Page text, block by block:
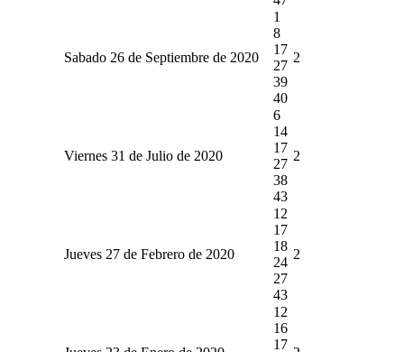
Sabado 26 de Septiembre de 2020
1
8
17
27
39
40
2
Viernes 31 de Julio de 2020
6
14
17
27
38
43
2
Jueves 27 de Febrero de 2020
12
17
18
24
27
43
2
12
16
17